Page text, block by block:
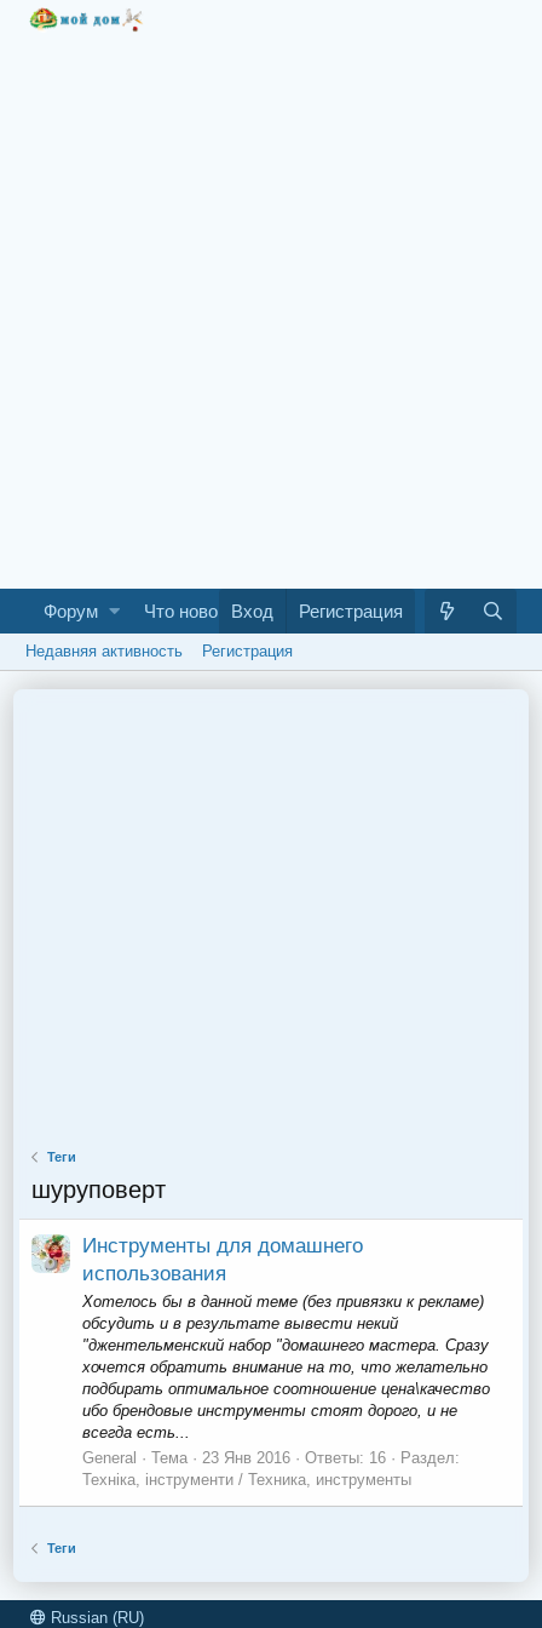
Форум Что нового Галерея Как построить
Вход Регистрация
Недавняя активность Регистрация
Теги
шуруповерт
Инструменты для домашнего
использования
Хотелось бы в данной теме (без привязки к рекламе)
обсудить и в результате вывести некий
"джентельменский набор "домашнего мастера. Сразу
хочется обратить внимание на то, что желательно
подбирать оптимальное соотношение цена\качество
ибо брендовые инструменты стоят дорого, и не
всегда есть...
General
Тема 23 Янв 2016 Ответы: 16
Раздел:
Техніка, інструменти / Техника, инструменты
Теги
Russian (RU)